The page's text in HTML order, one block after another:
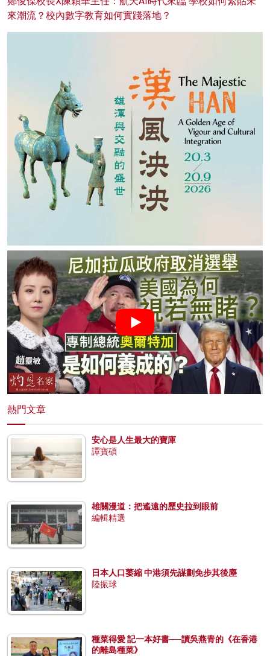
來潮流？校內數字教育如何實踐落地？
熱門文章
安心是人生最大的寶庫
譚寶碩
雄關漫道：把遙遠的歷史拉到眼前
編輯精選
日本人口萎縮 中港須先謀劃免步其後塵
陸振球
種菜得愛 記一本好書──讀吳燕青的《在香港
的離島種菜》